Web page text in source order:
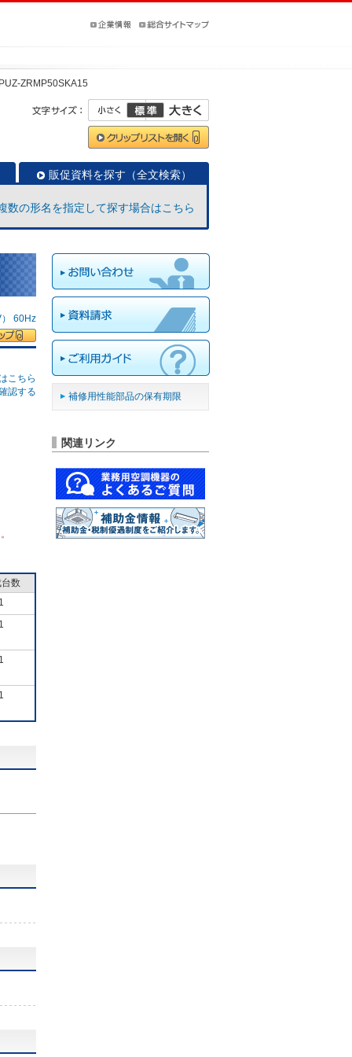
ZRMP50SKA15
販促資料を探す（全文検索）
数の形名を指定して探す場合はこちら
60Hz
こちら
認する
数
補修用性能部品の保有期限
関連リンク